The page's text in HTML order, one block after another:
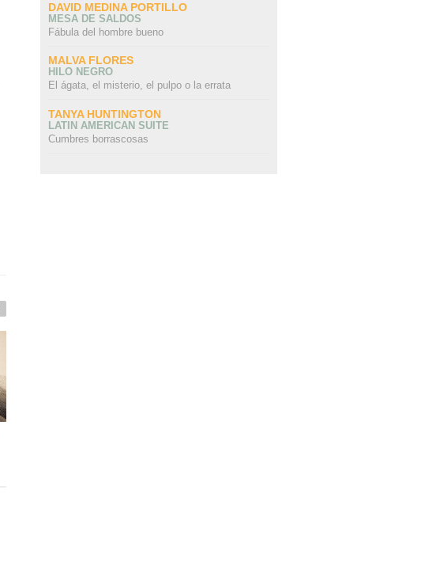
DAVID MEDINA PORTILLO
MESA DE SALDOS
Fábula del hombre bueno
MALVA FLORES
HILO NEGRO
El ágata, el misterio, el pulpo o la errata
TANYA HUNTINGTON
LATIN AMERICAN SUITE
Cumbres borrascosas